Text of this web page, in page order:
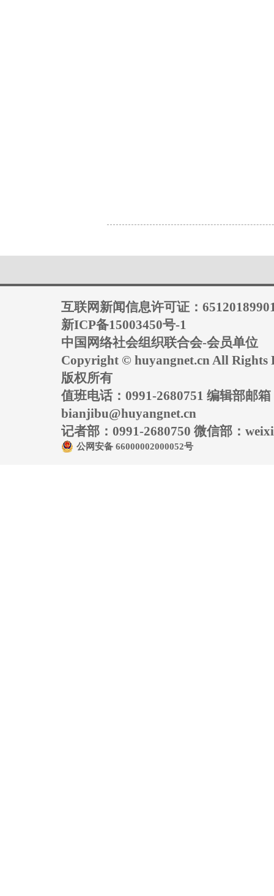
互联网新闻信息许可证：
新ICP备15003450号-1
中国网络社会组织联合会-会员单位
Copyright © huyangnet.cn All Rights
版权所有
值班电话：0991-2680751 编辑部邮箱
bianjibu@huyangnet.cn
记者部：0991-2680750 微信部：
公网安备 66000002000052号